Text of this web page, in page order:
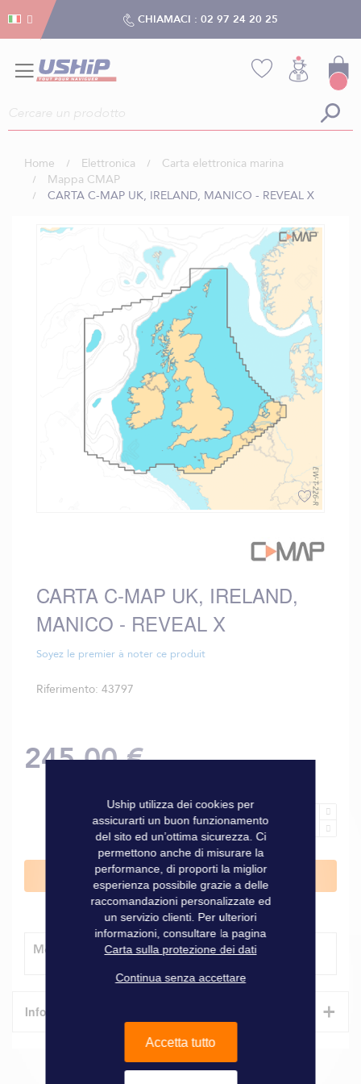
CHIAMACI : 02 97 24 20 25
Home Elettronica
Carta elettronica marina
Mappa CMAP
CARTA C-MAP UK, IRELAND, MANICO - REVEAL X
Vai
di
immagini
CARTA C-MAP UK, IRELAND,
MANICO - REVEAL X
Soyez le premier à noter ce produit
Riferimento 43797
245,00 €
Aggiungi al Carrello
Modalità di consegna
Informazioni tecniche +
Caratteristiche
Gestion dei cookies
Uship utilizza dei cookies per
assicurarti un buon funzionamento
del sito ed un’ottima sicurezza. Ci
permettono anche di misurare la
performance, di proporti la miglior
esperienza possibile grazie a delle
raccomandazioni personalizzate ed
un servizio clienti. Per ulteriori
informazioni, consultare la pagina
Carta sulla protezione dei dati
Continua senza accettare
Accetta tutto
Gestion dei cookies